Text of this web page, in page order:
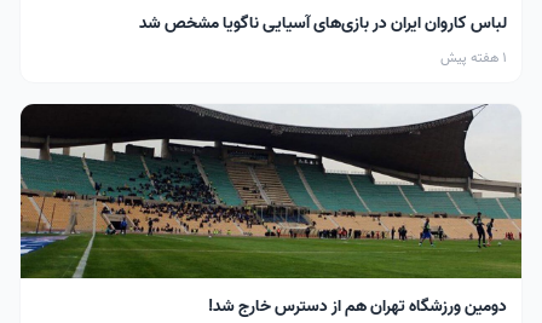
لباس کاروان ایران در بازی‌های آسیایی ناگویا مشخص شد
1 هفته پیش
دومین ورزشگاه تهران هم از دسترس خارج شد!